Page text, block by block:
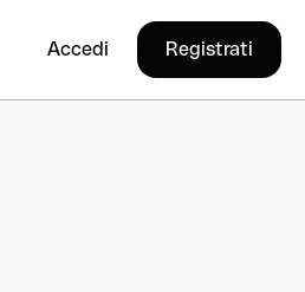
Accedi Registrati